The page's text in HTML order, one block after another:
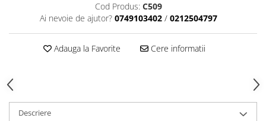
Cod Produs: C509
Ai nevoie de ajutor? 0749103402 / 0212504797
Adauga la Favorite Cere informatii
Descriere